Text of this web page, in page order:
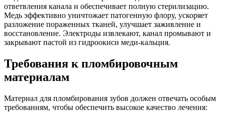
ответвления канала и обеспечивает полную стерилизацию.
Медь эффективно уничтожает патогенную флору, ускоряет
разложение пораженных тканей, улучшает заживление и
восстановление. Электроды извлекают, канал промывают и
закрывают пастой из гидроокиси меди-кальция.
Требования к пломбировочным
материалам
Материал для пломбирования зубов должен отвечать особым
требованиям, чтобы обеспечить высокое качество лечения: